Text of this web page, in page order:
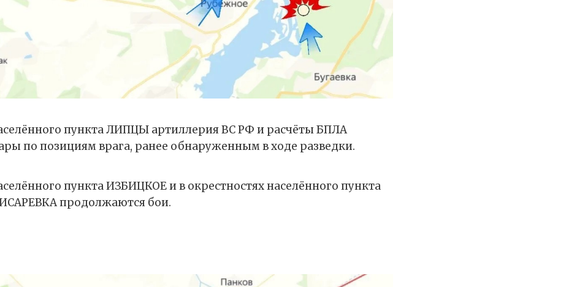
пункта ЛИПЦЫ артиллерия ВС РФ и расчёты БПЛА
по позициям врага, ранее обнаруженным в ходе разведки.
пункта ИЗБИЦКОЕ и в окрестностях населённого пункта
продолжаются бои.